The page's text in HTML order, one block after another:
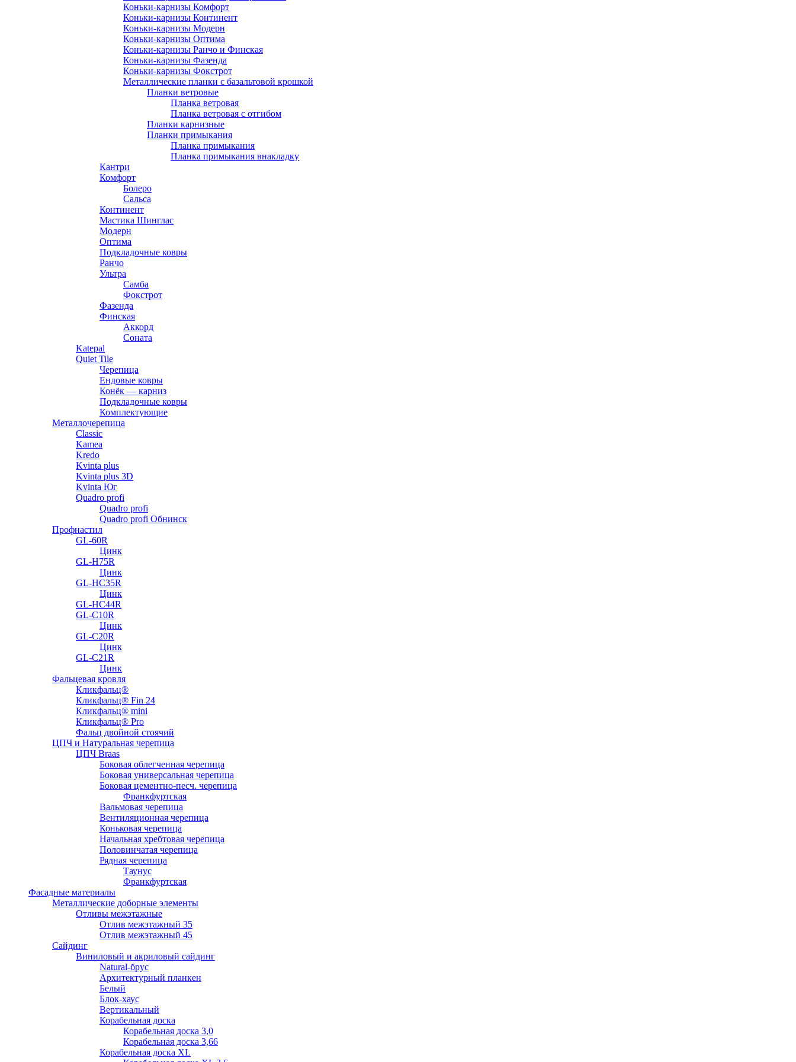
Коньки-карнизы Комфорт
Коньки-карнизы Континент
Коньки-карнизы Модерн
Коньки-карнизы Оптима
Коньки-карнизы Ранчо и Финская
Коньки-карнизы Фазенда
Коньки-карнизы Фокстрот
Металлические планки с базальтовой крошкой
Планки ветровые
Планка ветровая
Планка ветровая с отгибом
Планки карнизные
Планки примыкания
Планка примыкания
Планка примыкания внакладку
Кантри
Комфорт
Болеро
Сальса
Континент
Мастика Шинглас
Модерн
Оптима
Подкладочные ковры
Ранчо
Ультра
Самба
Фокстрот
Фазенда
Финская
Аккорд
Соната
Katepal
Quiet Tile
Черепица
Ендовые ковры
Конёк — карниз
Подкладочные ковры
Комплектующие
Металлочерепица
Classic
Kamea
Kredo
Kvinta plus
Kvinta plus 3D
Kvinta Юг
Quadro profi
Quadro profi
Quadro profi Обнинск
Профнастил
GL-60R
Цинк
GL-H75R
Цинк
GL-HC35R
Цинк
GL-HC44R
GL-С10R
Цинк
GL-С20R
Цинк
GL-С21R
Цинк
Фальцевая кровля
Кликфальц®
Кликфальц® Fin 24
Кликфальц® mini
Кликфальц® Pro
Фальц двойной стоячий
ЦПЧ и Натуральная черепица
ЦПЧ Braas
Боковая облегченная черепица
Боковая универсальная черепица
Боковая цементно-песч. черепица
Франкфуртская
Вальмовая черепица
Вентиляционная черепица
Коньковая черепица
Начальная хребтовая черепица
Половинчатая черепица
Рядная черепица
Таунус
Франкфуртская
Фасадные материалы
Металлические доборные элементы
Отливы межэтажные
Отлив межэтажный 35
Отлив межэтажный 45
Сайдинг
Виниловый и акриловый сайдинг
Natural-брус
Архитектурный планкен
Белый
Блок-хаус
Вертикальный
Корабельная доска
Корабельная доска 3,0
Корабельная доска 3,66
Корабельная доска XL